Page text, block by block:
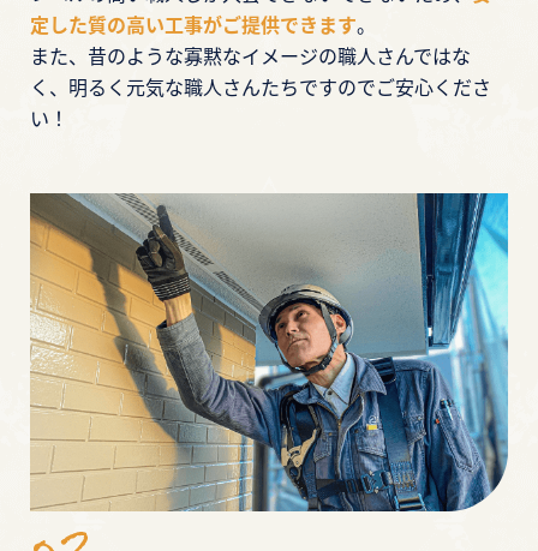
定した質の高い工事がご提供できます。
また、昔のような寡黙なイメージの職人さんではな
く、明るく元気な職人さんたちですのでご安心くださ
い！